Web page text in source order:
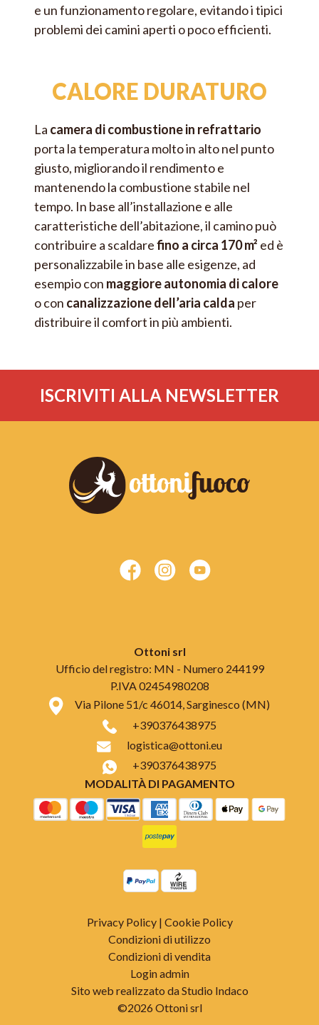
e un funzionamento regolare, evitando i tipici
problemi dei camini aperti o poco efficienti.
CALORE DURATURO
La camera di combustione in refrattario
porta la temperatura molto in alto nel punto
giusto, migliorando il rendimento e
mantenendo la combustione stabile nel
tempo. In base all’installazione e alle
caratteristiche dell’abitazione, il camino può
contribuire a scaldarefino a circa 170 m² ed è
personalizzabile in base alle esigenze, ad
esempio con maggiore autonomia di calore
o con canalizzazione dell’aria calda per
distribuire il comfort in più ambienti.
ISCRIVITI ALLA NEWSLETTER
Ottoni srl
Ufficio del registro: MN - Numero 244199
P.IVA 02454980208
Via Pilone 51/c 46014, Sarginesco (MN)
+390376438975
logistica@ottoni.eu
+390376438975
MODALITÀ DI PAGAMENTO
Privacy Policy| Cookie Policy
Condizioni di utilizzo
Condizioni di vendita
Login admin
Sito web realizzato da Studio Indaco
©2026 Ottoni srl